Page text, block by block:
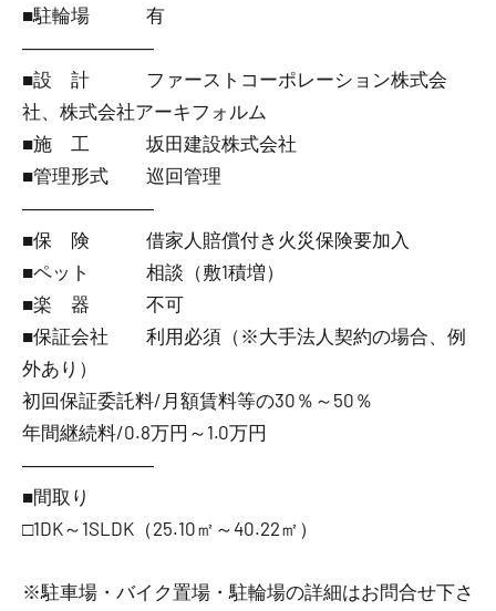
■駐輪場 有
―――――――
■設 計 ファーストコーポレーション株式会
社、株式会社アーキフォルム
■施 工 坂田建設株式会社
■管理形式 巡回管理
―――――――
■保 険 借家人賠償付き火災保険要加入
■ペット 相談（敷1積増）
■楽 器 不可
■保証会社 利用必須（※大手法人契約の場合、例
外あり）
初回保証委託料/月額賃料等の30％～50％
年間継続料/0.8万円～1.0万円
―――――――
■間取り
□1DK～1SLDK（25.10㎡～40.22㎡）
※駐車場・バイク置場・駐輪場の詳細はお問合せ下さ